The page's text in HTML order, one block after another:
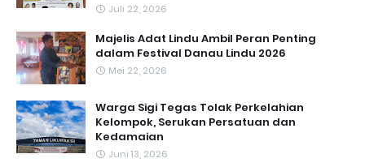
Juli 22, 2026
Majelis Adat Lindu Ambil Peran Penting
dalam Festival Danau Lindu 2026
Mei 22, 2026
Warga Sigi Tegas Tolak Perkelahian
Kelompok, Serukan Persatuan dan
Kedamaian
Juni 13, 2026